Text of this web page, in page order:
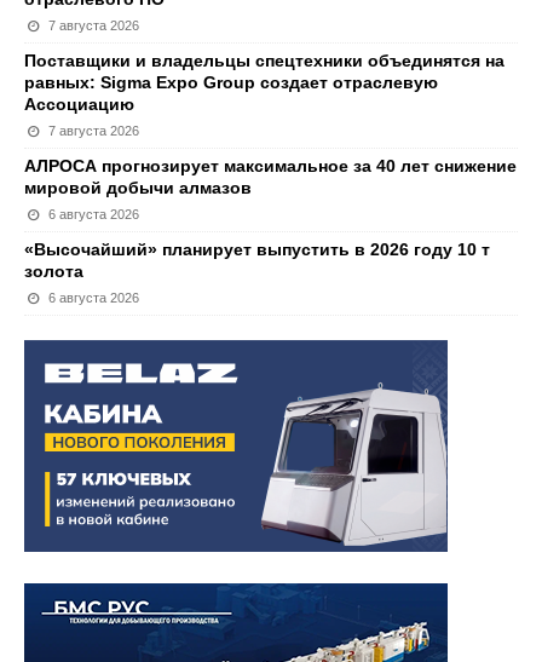
7 августа 2026
Поставщики и владельцы спецтехники объединятся на
равных: Sigma Expo Group создает отраслевую
Ассоциацию
7 августа 2026
АЛРОСА прогнозирует максимальное за 40 лет снижение
мировой добычи алмазов
6 августа 2026
«Высочайший» планирует выпустить в 2026 году 10 т
золота
6 августа 2026